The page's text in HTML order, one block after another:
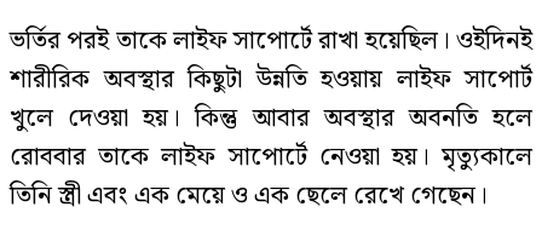
ভর্তির পরই তাকে লাইফ সাপোর্টে রাখা হয়েছিল। ওইদিনই
শারীরিক অবস্থার কিছুটা উন্নতি হওয়ায় লাইফ সাপোর্ট
খুলে দেওয়া হয়। কিন্তু আবার অবস্থার অবনতি হলে
রোববার তাকে লাইফ সাপোর্টে নেওয়া হয়। মৃত্যুকালে
তিনি স্ত্রী এবং এক মেয়ে ও এক ছেলে রেখে গেছেন।